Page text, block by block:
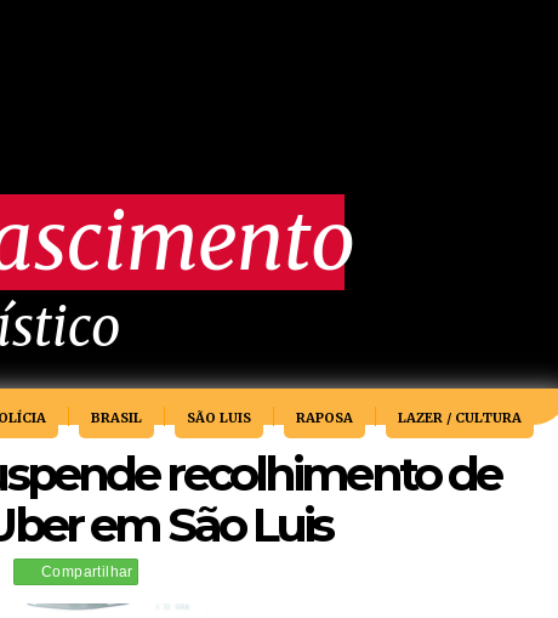
BRASIL SÃO LUIS RAPOSA LAZER / CULTURA
recolhimento de
em São Luis
Compartilhar